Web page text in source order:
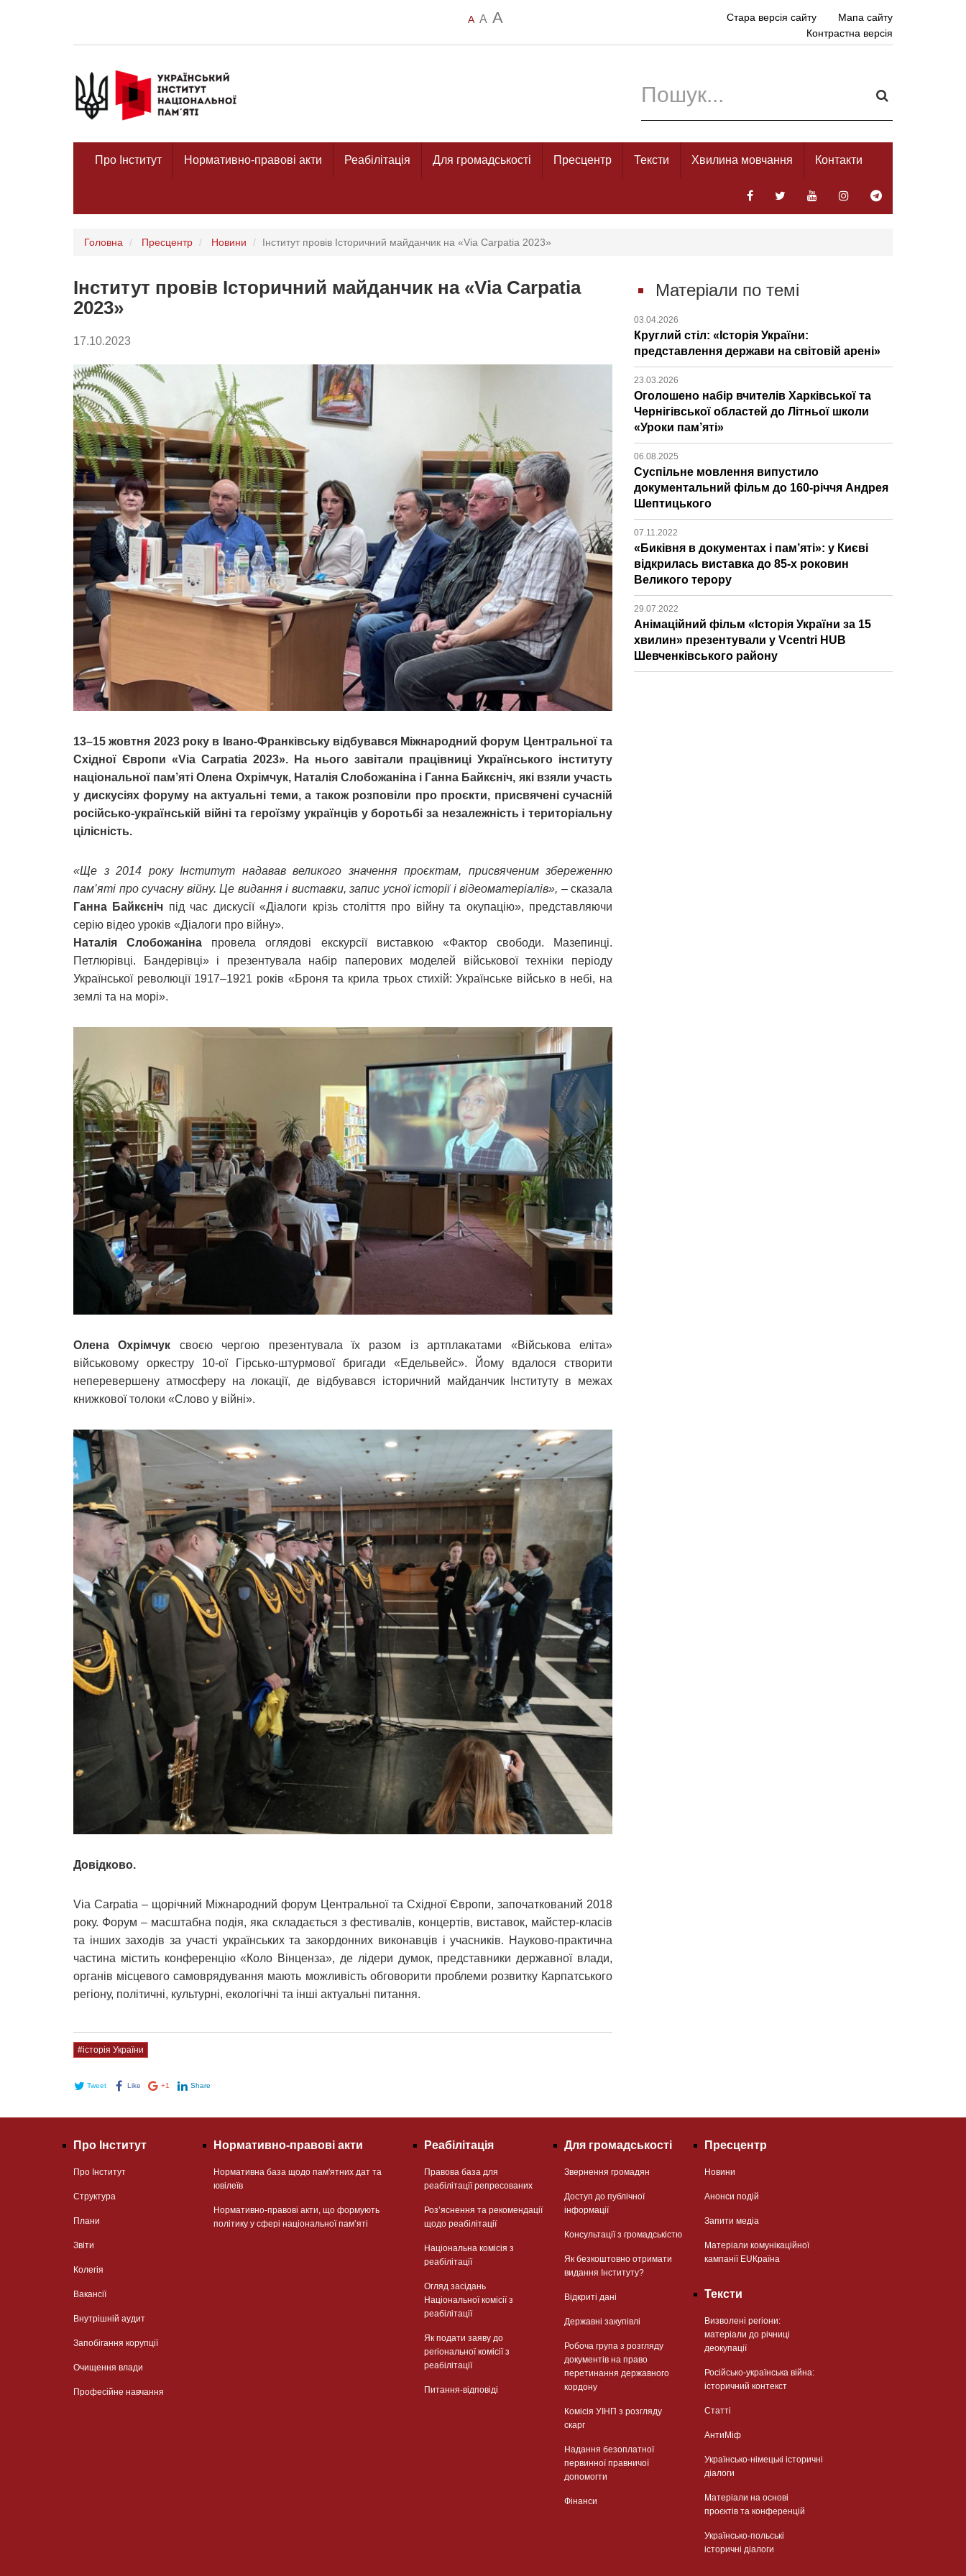
A A A Стара версія сайту
Мапа сайту
Контрастна версія
Про Інститут Нормативно-правові акти Реабілітація Для громадськості Пресцентр Тексти Хвилина мовчання Контакти
Головна Пресцентр Новини Інститут провів Історичний майданчик на «Via Carpatia 2023»
Інститут провів Історичний майданчик на «Via Carpatia
2023»
17.10.2023
13–15 жовтня 2023 року в Івано-Франківську відбувався Міжнародний форум Центральної та
Східної Європи «Via Carpatia 2023». На нього завітали працівниці Українського інституту
національної пам’яті Олена Охрімчук, Наталія Слобожаніна і Ганна Байкєніч, які взяли участь
у дискусіях форуму на актуальні теми, а також розповіли про проєкти, присвячені сучасній
російсько-українській війні та героїзму українців у боротьбі за незалежність і територіальну
цілісність.
«Ще з 2014 року Інститут надавав великого значення проєктам, присвяченим збереженню
пам’яті про сучасну війну. Це видання і виставки, запис усної історії і відеоматеріалів», – сказала
Ганна Байкєніч під час дискусії «Діалоги крізь століття про війну та окупацію», представляючи
серію відео уроків «Діалоги про війну».
Наталія Слобожаніна провела оглядові екскурсії виставкою «Фактор свободи. Мазепинці.
Петлюрівці. Бандерівці» і презентувала набір паперових моделей військової техніки періоду
Української революції 1917–1921 років «Броня та крила трьох стихій: Українське військо в небі, на
землі та на морі».
Олена Охрімчук своєю чергою презентувала їх разом із артплакатами «Військова еліта»
військовому оркестру 10-ої Гірсько-штурмової бригади «Едельвейс». Йому вдалося створити
неперевершену атмосферу на локації, де відбувався історичний майданчик Інституту в межах
книжкової толоки «Слово у війні».
Довідково.
Via Carpatia – щорічний Міжнародний форум Центральної та Східної Європи, започаткований 2018
року. Форум – масштабна подія, яка складається з фестивалів, концертів, виставок, майстер-класів
та інших заходів за участі українських та закордонних виконавців і учасників. Науково-практична
частина містить конференцію «Коло Вінценза», де лідери думок, представники державної влади,
органів місцевого самоврядування мають можливість обговорити проблеми розвитку Карпатського
регіону, політичні, культурні, екологічні та інші актуальні питання.
#історія України
Tweet Like +1 Share
Матеріали по темі
03.04.2026
Круглий стіл: «Історія України:
представлення держави на світовій арені»
23.03.2026
Оголошено набір вчителів Харківської та
Чернігівської областей до Літньої школи
«Уроки пам’яті»
06.08.2025
Суспільне мовлення випустило
документальний фільм до 160-річчя Андрея
Шептицького
07.11.2022
«Биківня в документах і пам’яті»: у Києві
відкрилась виставка до 85-х роковин
Великого терору
29.07.2022
Анімаційний фільм «Історія України за 15
хвилин» презентували у Vcentri HUB
Шевченківського району
Про Інститут
Про Інститут
Структура
Плани
Звіти
Колегія
Вакансії
Внутрішній аудит
Запобігання корупції
Очищення влади
Професійне навчання
Нормативно-правові акти
Нормативна база щодо пам'ятних дат та
ювілеїв
Нормативно-правові акти, що формують
політику у сфері національної памʼяті
Реабілітація
Правова база для
реабілітації репресованих
Розʼяснення та рекомендації
щодо реабілітації
Національна комісія з
реабілітації
Огляд засідань
Національної комісії з
реабілітації
Як подати заяву до
регіональної комісії з
реабілітації
Питання-відповіді
Для громадськості
Звернення громадян
Доступ до публічної
інформації
Консультації з громадськістю
Як безкоштовно отримати
видання Інституту?
Відкриті дані
Державні закупівлі
Робоча група з розгляду
документів на право
перетинання державного
кордону
Комісія УІНП з розгляду
скарг
Надання безоплатної
первинної правничої
допомогти
Фінанси
Пресцентр
Новини
Анонси подій
Запити медіа
Матеріали комунікаційної
кампанії EUКраїна
Тексти
Визволені регіони:
матеріали до річниці
деокупації
Російсько-українська війна:
історичний контекст
Статті
АнтиМіф
Українсько-німецькі історичні
діалоги
Матеріали на основі
проєктів та конференцій
Українсько-польські
історичні діалоги